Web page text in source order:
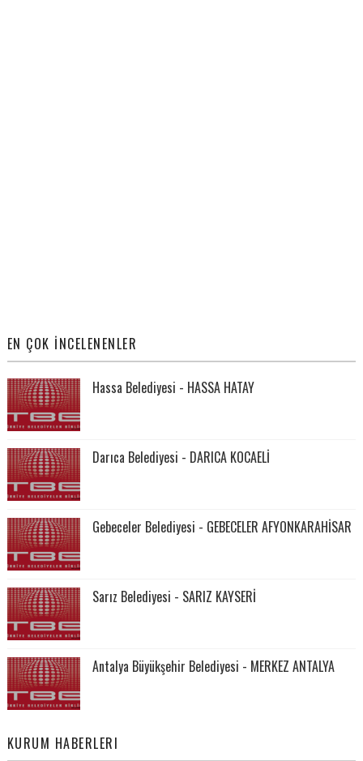
EN ÇOK İNCELENENLER
Hassa Belediyesi - HASSA HATAY
Darıca Belediyesi - DARICA KOCAELİ
Gebeceler Belediyesi - GEBECELER AFYONKARAHİSAR
Sarız Belediyesi - SARIZ KAYSERİ
Antalya Büyükşehir Belediyesi - MERKEZ ANTALYA
KURUM HABERLERI